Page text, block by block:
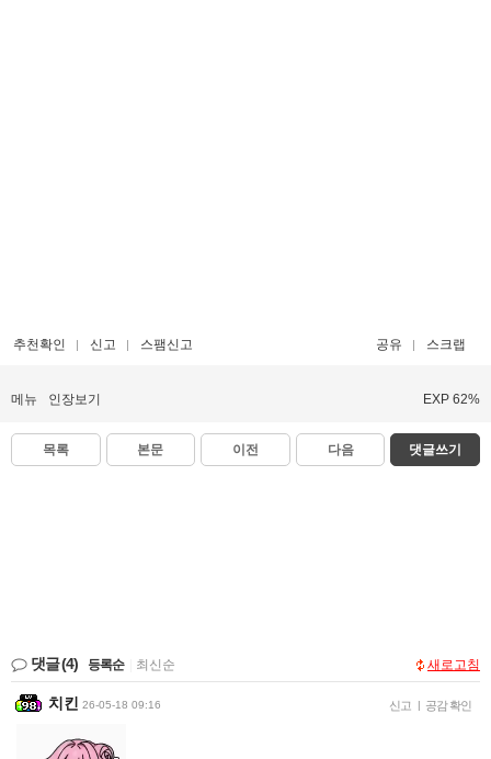
추천확인 신고 스팸신고 공유 스크랩
메뉴 인장보기 EXP 62%
목록 본문 이전 다음 댓글쓰기
댓글(4) 등록순 최신순 새로고침
치킨 26-05-18 09:16 신고 | 공감 확인